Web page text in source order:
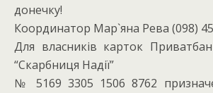
донечку!
Координатор Мар`яна Рева (098)
Для власників карток
“Скарбниця Надії”
№ 5169 3305 1506 8762